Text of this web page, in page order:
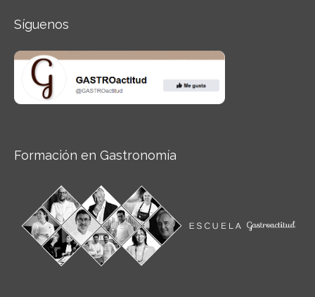
Síguenos
Formación en Gastronomía